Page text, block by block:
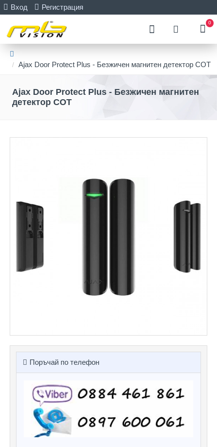
Вход Регистрация
0
Ajax Door Protect Plus - Безжичен магнитен детектор СОТ
Ajax Door Protect Plus - Безжичен магнитен
детектор СОТ
Поръчай по телефон